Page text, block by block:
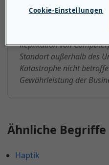
Verschiedene DR-
Recovery-Plans eines
in der Regel auf dem
Replikation von
Standort außerhalb des
Katastrophe nicht
Gewährleistung der
Ähnliche Begriffe
Haptik
Cookie-Einstellungen